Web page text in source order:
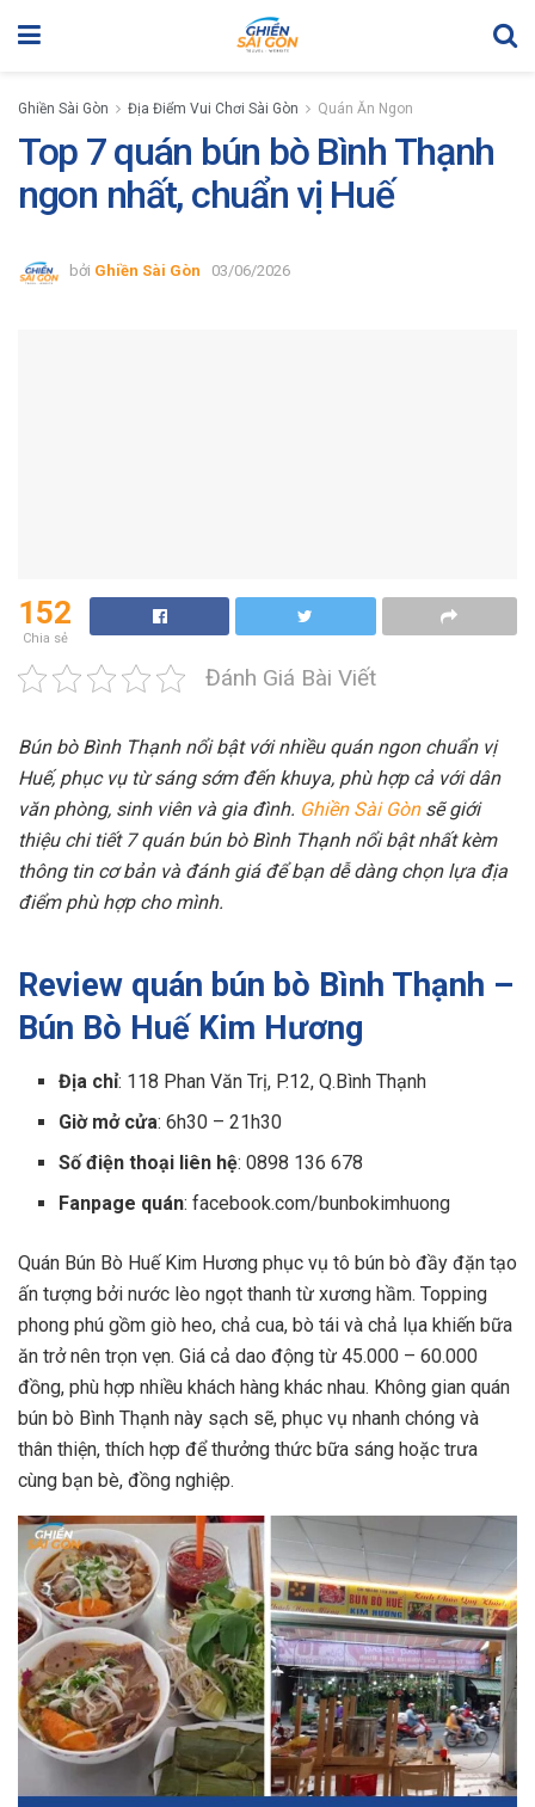
Ghiền Sài Gòn Địa Điểm Vui Chơi Sài Gòn Quán Ăn Ngon
Top 7 quán bún bò Bình Thạnh
ngon nhất, chuẩn vị Huế
bởi Ghiền Sài Gòn 03/06/2026
152
Chia sẻ
Đánh Giá Bài Viết
Bún bò Bình Thạnh nổi bật với nhiều quán ngon chuẩn vị
Huế, phục vụ từ sáng sớm đến khuya, phù hợp cả với dân
văn phòng, sinh viên và gia đình. Ghiền Sài Gònsẽ giới
thiệu chi tiết 7 quán bún bò Bình Thạnh nổi bật nhất kèm
thông tin cơ bản và đánh giá để bạn dễ dàng chọn lựa địa
điểm phù hợp cho mình.
Review quán bún bò Bình Thạnh –
Bún Bò Huế Kim Hương
Địa chỉ: 118 Phan Văn Trị, P.12, Q.Bình Thạnh
Giờ mở cửa: 6h30 – 21h30
Số điện thoại liên hệ: 0898 136 678
Fanpage quán: facebook.com/bunbokimhuong
Quán Bún Bò Huế Kim Hương phục vụ tô bún bò đầy đặn tạo
ấn tượng bởi nước lèo ngọt thanh từ xương hầm. Topping
phong phú gồm giò heo, chả cua, bò tái và chả lụa khiến bữa
ăn trở nên trọn vẹn. Giá cả dao động từ 45.000 – 60.000
đồng, phù hợp nhiều khách hàng khác nhau. Không gian quán
bún bò Bình Thạnh này sạch sẽ, phục vụ nhanh chóng và
thân thiện, thích hợp để thưởng thức bữa sáng hoặc trưa
cùng bạn bè, đồng nghiệp.